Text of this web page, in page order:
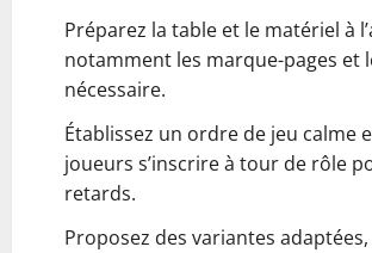
Préparez la table et le matériel à
notamment les marque-pages et
nécessaire.
Établissez un ordre de jeu calme
joueurs s’inscrire à tour de rôle
retards.
Proposez des variantes